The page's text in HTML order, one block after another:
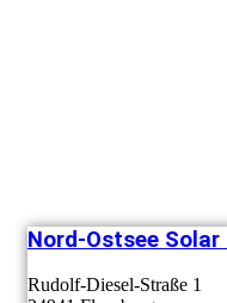
Nord-Ostsee Solar
Rudolf-Diesel-Straße 1